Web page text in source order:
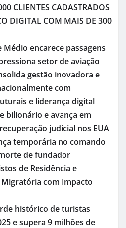
CLIENTES CADASTRADOS
DIGITAL COM MAIS DE 300
encarece passagens
setor de aviação
gestão inovadora e
com
e liderança digital
bilionário e avança em
judicial nos EUA
temporária no comando
de fundador
de Residência e
com Impacto
histórico de turistas
e supera 9 milhões de